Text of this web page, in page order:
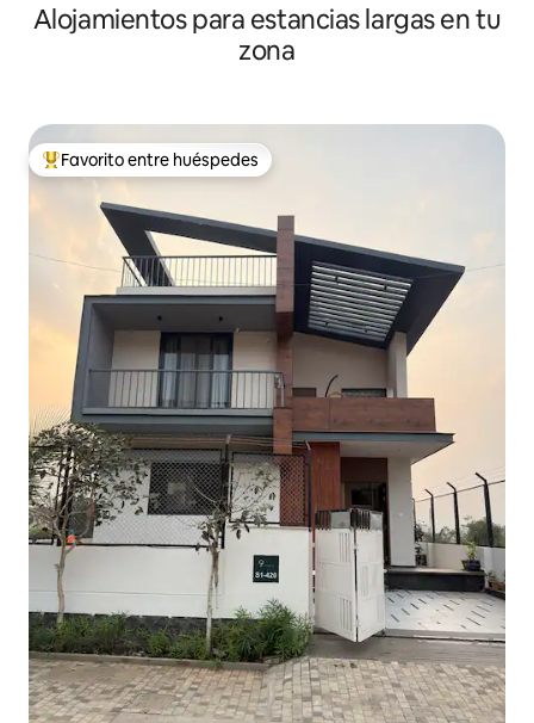
Alojamientos para estancias largas en tu
zona
De los mejores en Favorito entre huéspedes
Favorito entre huéspedes